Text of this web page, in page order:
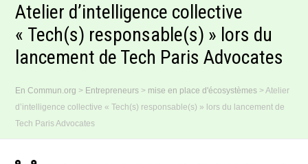
Atelier d’intelligence collective
« Tech(s) responsable(s) » lors du
lancement de Tech Paris Advocates
En Commun.org > Entrepreneurs > mise en place d'écosystèmes >Atelier
d’intelligence collective « Tech(s) responsable(s) » lors du lancement de
Tech Paris Advocates